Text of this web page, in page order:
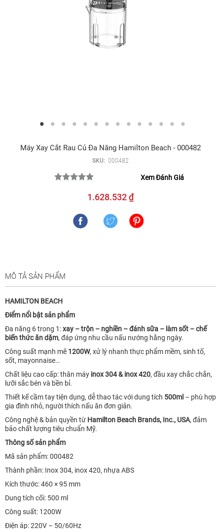
Máy Xay Cắt Rau Củ Đa Năng Hamilton Beach - 000482
SKU: 000482
Xem Đánh Giá
1.628.532 ₫
MÔ TẢ SẢN PHẨM
HAMILTON BEACH
Điểm nổi bật sản phẩm
Đa năng 6 trong 1:xay – trộn – nghiền – đánh sữa – làm sốt – chế
biến thức ăn dặm, đáp ứng nhu cầu nấu nướng hằng ngày.
Công suất mạnh mẽ 1200W, xử lý nhanh thực phẩm mềm, sinh tố,
sốt, mayonnaise…
Chất liệu cao cấp: thân máy inox 304 & inox 420, đầu xay chắc chắn,
lưỡi sắc bén và bền bỉ.
Thiết kế cầm tay tiện dụng, dễ thao tác với dung tích 500ml – phù hợp
gia đình nhỏ, người thích nấu ăn đơn giản.
Công nghệ & bản quyền từ Hamilton Beach Brands, Inc., USA, đảm
bảo chất lượng tiêu chuẩn Mỹ.
Thông số sản phẩm
Mã sản phẩm: 000482
Thành phần: Inox 304, inox 420, nhựa ABS
Kích thước: 460 × 95 mm
Dung tích cối: 500 ml
Công suất: 1200W
Điện áp: 220V – 50/60Hz